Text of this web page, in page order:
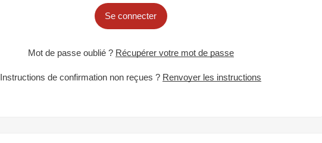
Se connecter
Mot de passe oublié ? Récupérer votre mot de passe
Instructions de confirmation non reçues ? Renvoyer les instructions